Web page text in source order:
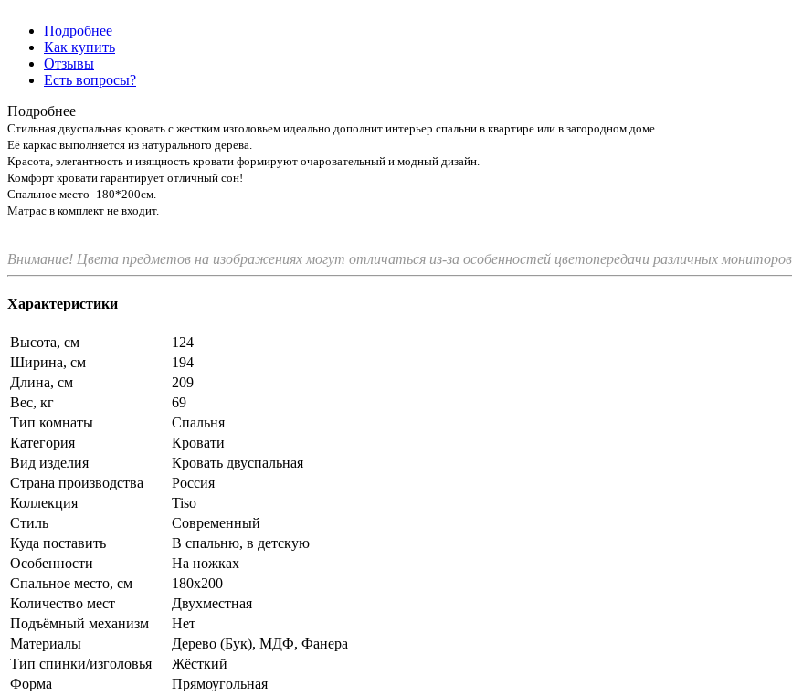
Подробнее
Как купить
Отзывы
Есть вопросы?
Подробнее
Стильная двуспальная кровать с жестким изголовьем идеально дополнит интерьер спальни в квартире или в загородном доме.
Её каркас выполняется из натурального дерева.
Красота, элегантность и изящность кровати формируют очаровательный и модный дизайн.
Комфорт кровати гарантирует отличный сон!
Спальное место -180*200см.
Матрас в комплект не входит.
Внимание! Цвета предметов на изображениях могут отличаться из-за особенностей цветопередачи различных
Характеристики
Высота, см
124
Ширина, см
194
Длина, см
209
Вес, кг
69
Тип комнаты
Спальня
Категория
Кровати
Вид изделия
Кровать двуспальная
Страна производства
Россия
Коллекция
Tiso
Стиль
Современный
Куда поставить
В спальню, в детскую
Особенности
На ножках
Спальное место, см
180х200
Количество мест
Двухместная
Подъёмный механизм
Нет
Материалы
Дерево (Бук), МДФ, Фанера
Тип спинки/изголовья
Жёсткий
Форма
Прямоугольная